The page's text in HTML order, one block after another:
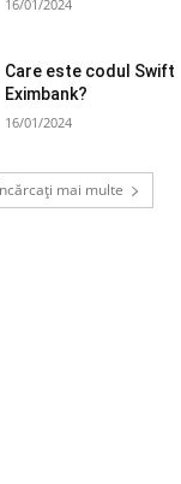
16/01/2024
Care este codul Swift
Eximbank?
16/01/2024
mai multe